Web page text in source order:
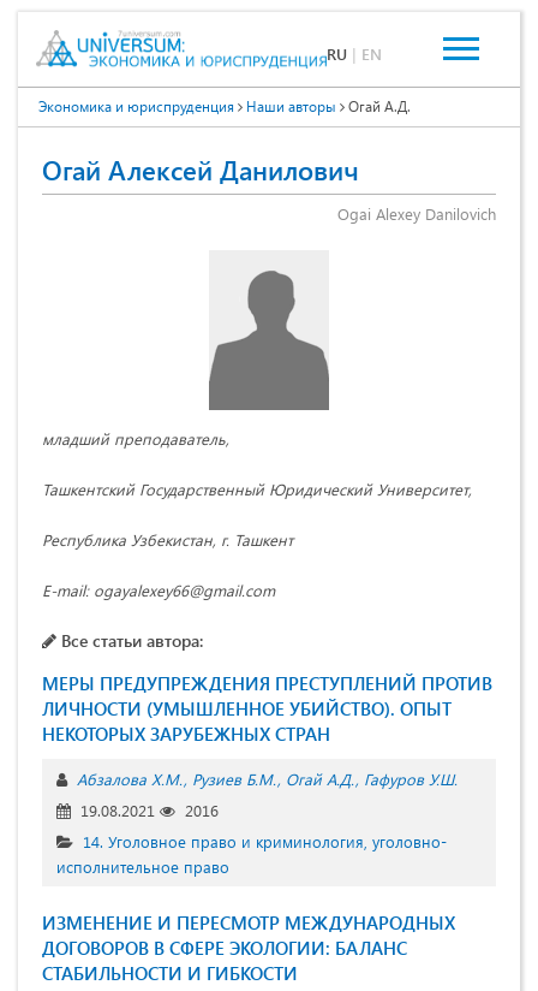
RU | EN
Экономика и юриспруденция Наши авторы Огай А.Д.
Огай Алексей Данилович
Ogai Alexey Danilovich
младший преподаватель,
Ташкентский Государственный Юридический Университет,
Республика Узбекистан, г. Ташкент
E-mail: ogayalexey66@gmail.com
Все статьи автора:
МЕРЫ ПРЕДУПРЕЖДЕНИЯ ПРЕСТУПЛЕНИЙ ПРОТИВ
ЛИЧНОСТИ (УМЫШЛЕННОЕ УБИЙСТВО). ОПЫТ
НЕКОТОРЫХ ЗАРУБЕЖНЫХ СТРАН
Абзалова Х.М. Рузиев Б.М. Огай А.Д. Гафуров У.Ш.
19.08.2021
2016
14. Уголовное право и криминология, уголовно-
исполнительное право
ИЗМЕНЕНИЕ И ПЕРЕСМОТР МЕЖДУНАРОДНЫХ
ДОГОВОРОВ В СФЕРЕ ЭКОЛОГИИ: БАЛАНС
СТАБИЛЬНОСТИ И ГИБКОСТИ